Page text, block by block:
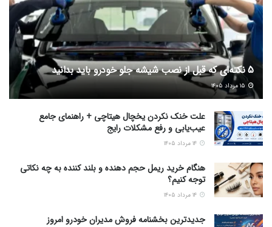
5 نکته‌ای که قبل از نصب شیشه جلو خودرو باید بدانید
علت خنک نکردن یخچال هیتاچی + راهنمای جامع
عیب‌یابی و رفع مشکلات رایج
هنگام خرید ریمل حجم دهنده و بلند کننده به چه نکاتی
توجه کنیم؟
جدیدترین بخشنامه فروش مدیران خودرو امروز